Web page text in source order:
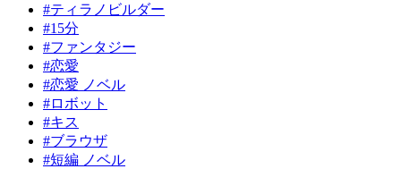
#ティラノビルダー
#15分
#ファンタジー
#恋愛
#恋愛 ノベル
#ロボット
#キス
#ブラウザ
#短編 ノベル